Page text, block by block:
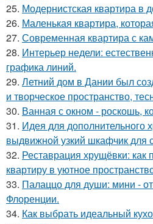
25. Модернистская квартира в
26. Маленькая квартира,
27. Современная квартира с
28. Интерьер недели:
графика линий.
29. Летний дом в Дании был
и творческое пространство,
30. Ванная с окном - роскошь,
31. Идея для дополнительного
выдвижной узкий шкафчик для
32. Реставрация хрущёвки: как
квартиру в уютное
33. Палаццо для души: мини -
Флоренции.
34. Как выбрать идеальный